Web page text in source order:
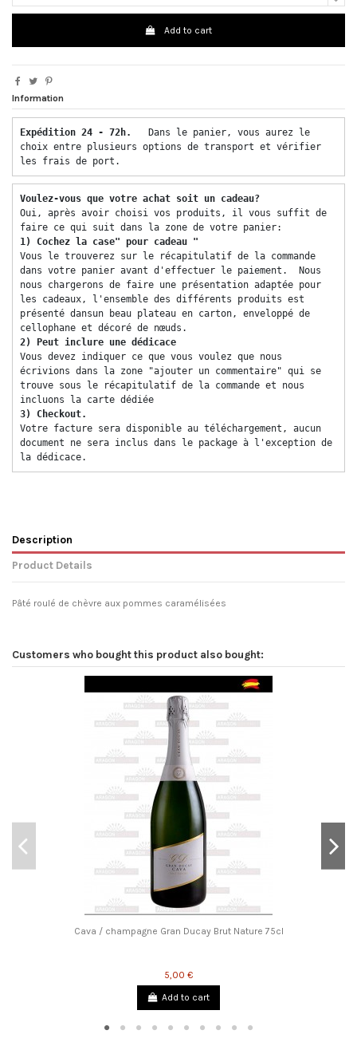
Add to cart
Information
Expédition 24 - 72h.
Dans le panier, vous aurez le
choix entre plusieurs options de transport et vérifier
les frais de port.
Voulez-vous que votre achat soit un cadeau?
Oui, après avoir choisi vos produits, il vous suffit de
faire ce qui suit dans la zone de votre panier:
1) Cochez la case" pour cadeau "
Vous le trouverez sur le récapitulatif de la commande
dans votre panier avant d'effectuer le paiement.  Nous
nous chargerons de faire une présentation adaptée pour
les cadeaux, l'ensemble des différents produits est
présenté dansun beau plateau en carton, enveloppé de
cellophane et décoré de nœuds.
2) Peut inclure une dédicace
Vous devez indiquer ce que vous voulez que nous
écrivions dans la zone "ajouter un commentaire" qui se
trouve sous le récapitulatif de la commande et nous
incluons la carte dédiée
3) Checkout.
Votre facture sera disponible au téléchargement, aucun
document ne sera inclus dans le package à l'exception de
la dédicace.
Description
Product Details
Pâté roulé de chèvre aux pommes caramélisées
Customers who bought this product also bought:
Cava / champagne Gran Ducay Brut Nature 75cl
5,00 €
Add to cart